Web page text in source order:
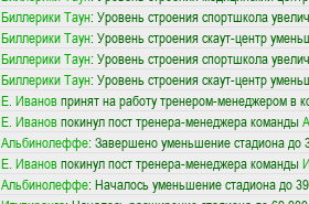
Биллерики Таун: Уровень строения спортшкола
Биллерики Таун: Уровень строения скаут-центр
Биллерики Таун: Уровень строения спортшкола
Биллерики Таун: Уровень строения скаут-центр
Е. Ивановпринят на работу тренером-менеджером в
Е. Ивановпокинул пост тренера-менеджера команды
Альбинолеффе: Завершено уменьшение стадиона до
Е. Ивановпокинул пост тренера-менеджера команды
Альбинолеффе: Началось уменьшение стадиона до